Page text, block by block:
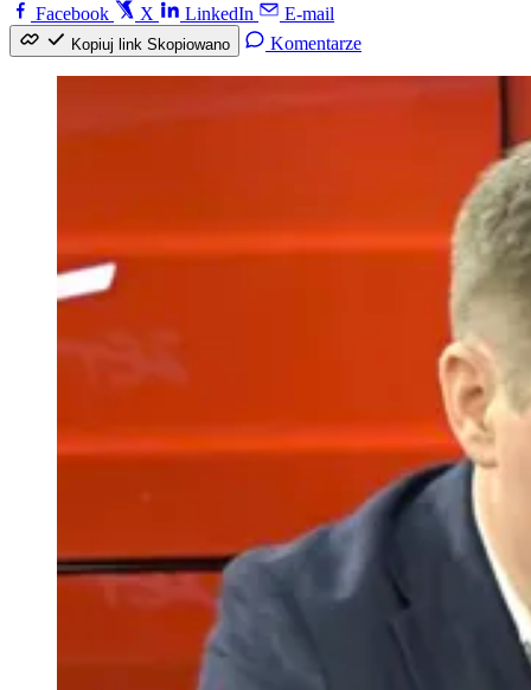
Facebook
X LinkedIn E-mail
Kopiuj link Skopiowano Komentarze